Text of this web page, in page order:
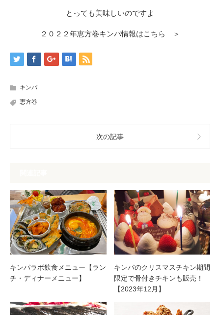
とっても美味しいのですよ
２０２２年恵方巻キンパ情報はこちら ＞
キンパ
恵方巻
次の記事
キンパラボ飲食メニュー【ラン
チ・ディナーメニュー】
キンパのクリスマスチキン期間
限定で骨付きチキンも販売！
【2023年12月】